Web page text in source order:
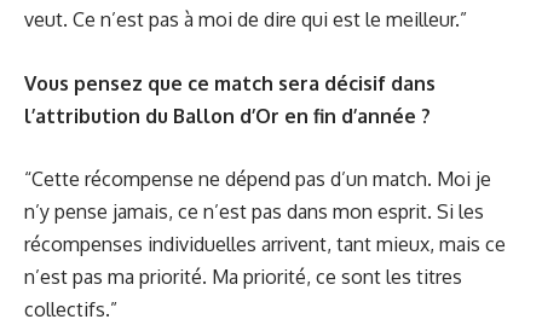
veut. Ce n’est pas à moi de dire qui est le meilleur.”
Vous pensez que ce match sera décisif dans
l’attribution du Ballon d’Or en fin d’année ?
“Cette récompense ne dépend pas d’un match. Moi je
n’y pense jamais, ce n’est pas dans mon esprit. Si les
récompenses individuelles arrivent, tant mieux, mais ce
n’est pas ma priorité. Ma priorité, ce sont les titres
collectifs.”